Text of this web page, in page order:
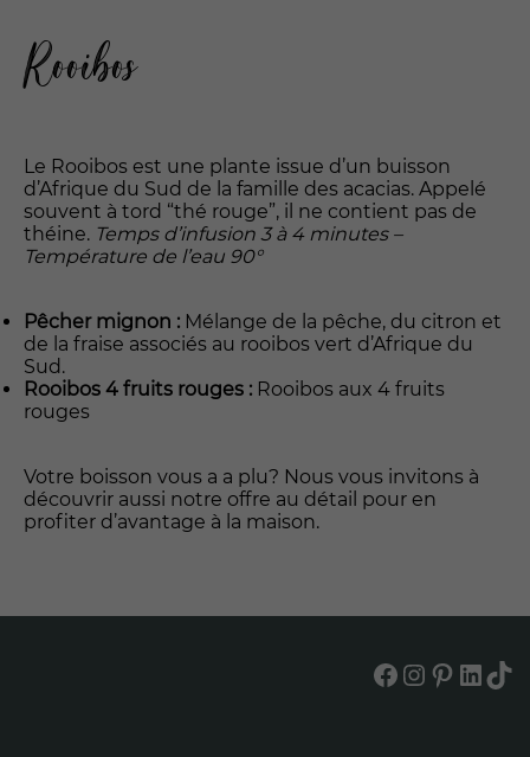
Rooibos
Le Rooibos est une plante issue d’un buisson
d’Afrique du Sud de la famille des acacias. Appelé
souvent à tord “thé rouge”, il ne contient pas de
théine. Temps d’infusion 3 à 4 minutes –
Température de l’eau 90°
Pêcher mignon : Mélange de la pêche, du citron et
de la fraise associés au rooibos vert d’Afrique du
Sud.
Rooibos 4 fruits rouges : Rooibos aux 4 fruits
rouges
Votre boisson vous a a plu? Nous vous invitons à
découvrir aussi notre offre au détail pour en
profiter d’avantage à la maison.
Facebook Instagram Pinterest LinkedIn TikTok